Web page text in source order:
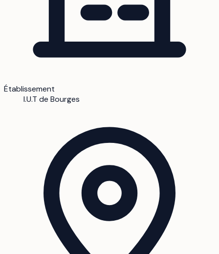
Établissement
I.U.T de Bourges